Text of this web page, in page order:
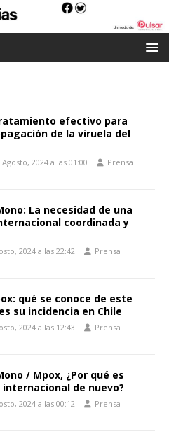
efectivo para
de la viruela del
2024 a las 01:00 Prensa
La necesidad de una
coordinada y
2024 a las 22:42 Prensa
qué se conoce de este
su incidencia en Chile
2024 a las 12:43 Prensa
/ Mpox, ¿Por qué es
de nuevo?
2024 a las 00:12 Prensa